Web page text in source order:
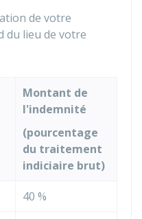
de votre
du lieu de votre
Montant de
l'indemnité
(pourcentage
du traitement
indiciaire brut)
40 %